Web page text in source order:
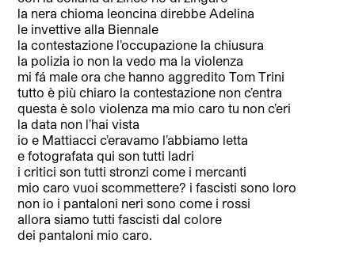
la nera chioma leoncina direbbe Adelina
le invettive alla Biennale
la contestazione l’occupazione la chiusura
la polizia io non la vedo ma la violenza
mi fá male ora che hanno aggredito Tom Trini
tutto è più chiaro la contestazione non c’entra
questa è solo violenza ma mio caro tu non c’eri
la data non l’hai vista
io e Mattiacci c’eravamo l’abbiamo letta
e fotografata qui son tutti ladri
i critici son tutti stronzi come i mercanti
mio caro vuoi scommettere? i fascisti sono loro
non io i pantaloni neri sono come i rossi
allora siamo tutti fascisti dal colore
dei pantaloni mio caro.